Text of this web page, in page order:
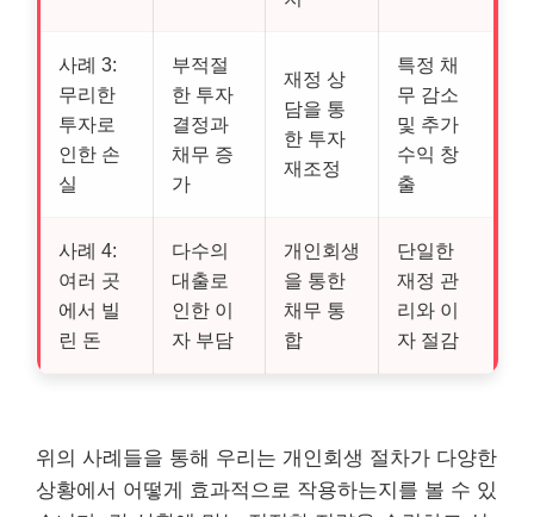
사례 3:
무리한
투자로
인한 손
실
부적절
한 투자
결정과
채무 증
가
재정 상
담을 통
한 투자
재조정
특정 채
무 감소
및 추가
수익 창
출
사례 4:
여러 곳
에서 빌
린 돈
다수의
대출로
인한 이
자 부담
개인회생
을 통한
채무 통
합
단일한
재정 관
리와 이
자 절감
위의 사례들을 통해 우리는 개인회생 절차가 다양한
상황에서 어떻게 효과적으로 작용하는지를 볼 수 있